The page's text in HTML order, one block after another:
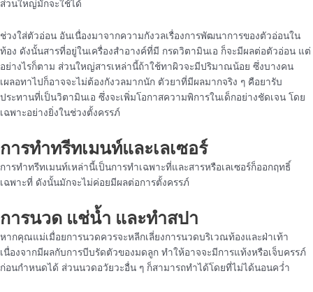
ส่วนใหญ่มักจะใช้ได้
ช่วงใส่ตัวอ่อน อันเนื่องมาจากความกังวลเรื่องการพัฒนาการของตัวอ่อนใน
ท้อง ดังนั้นสารที่อยู่ในเครื่องสำอางค์ที่มี กรดวิตามินเอ ก็จะมีผลต่อตัวอ่อน แต่
อย่างไรก็ตาม ส่วนใหญ่สารเหล่านี้ถ้าใช้ทาผิวจะมีปริมาณน้อย ซึ่งบางคน
เผลอทาไปก็อาจจะไม่ต้องกังวลมากนัก ตัวยาที่มีผลมากจริง ๆ คือยารับ
ประทานที่เป็นวิตามินเอ ซึ่งจะเพิ่มโอกาสความพิการในเด็กอย่างชัดเจน โดย
เฉพาะอย่างยิ่งในช่วงตั้งครรภ์
การทำทรีทเมนท์และเลเซอร์
การทำทรีทเมนท์เหล่านี้เป็นการทำเฉพาะที่และสารหรือเลเซอร์ก็ออกฤทธิ์
เฉพาะที่ ดังนั้นมักจะไม่ค่อยมีผลต่อการตั้งครรภ์
การนวด แช่น้ำ และทำสปา
หากคุณแม่เมื่อยการนวดควรจะหลีกเลี่ยงการนวดบริเวณท้องและฝ่าเท้า
เนื่องจากมีผลกับการบีบรัดตัวของมดลูก ทำให้อาจจะมีการแท้งหรือเจ็บครรภ์
ก่อนกำหนดได้ ส่วนนวดอวัยวะอื่น ๆ ก็สามารถทำได้โดยที่ไม่ได้นอนคว่ำ